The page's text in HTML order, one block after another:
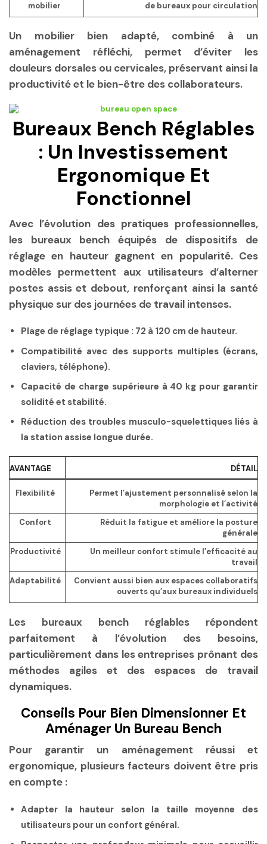
mobilier de bureaux pour circulation
Un mobilier bien adapté, combiné à un
aménagement réfléchi, permet d’éviter les
douleurs dorsales ou cervicales, préservant ainsi la
productivité et le bien-être des collaborateurs.
Bureaux Bench Réglables
: Un Investissement
Ergonomique Et
Fonctionnel
Avec l’évolution des pratiques professionnelles,
les bureaux bench équipés de dispositifs de
réglage en hauteur gagnent en popularité. Ces
modèles permettent aux utilisateurs d’alterner
postes assis et debout, renforçant ainsi la santé
physique sur des journées de travail intenses.
Plage de réglage typique : 72 à 120 cm de hauteur.
Compatibilité avec des supports multiples (écrans,
claviers, téléphone).
Capacité de charge supérieure à 40 kg pour garantir
solidité et stabilité.
Réduction des troubles musculo-squelettiques liés à
la station assise longue durée.
AVANTAGE DÉTAIL
Flexibilité
Permet l’ajustement personnalisé selon la
morphologie et l’activité
Confort
Réduit la fatigue et améliore la posture
générale
Productivité
Un meilleur confort stimule l’efficacité au
travail
Adaptabilité
Convient aussi bien aux espaces collaboratifs
ouverts qu’aux bureaux individuels
Les bureaux bench réglables répondent
parfaitement à l’évolution des besoins,
particulièrement dans les entreprises prônant des
méthodes agiles et des espaces de travail
dynamiques.
Conseils Pour Bien Dimensionner Et
Aménager Un Bureau Bench
Pour garantir un aménagement réussi et
ergonomique, plusieurs facteurs doivent être pris
en compte :
Adapter la hauteur selon la taille moyenne des
utilisateurs pour un confort général.